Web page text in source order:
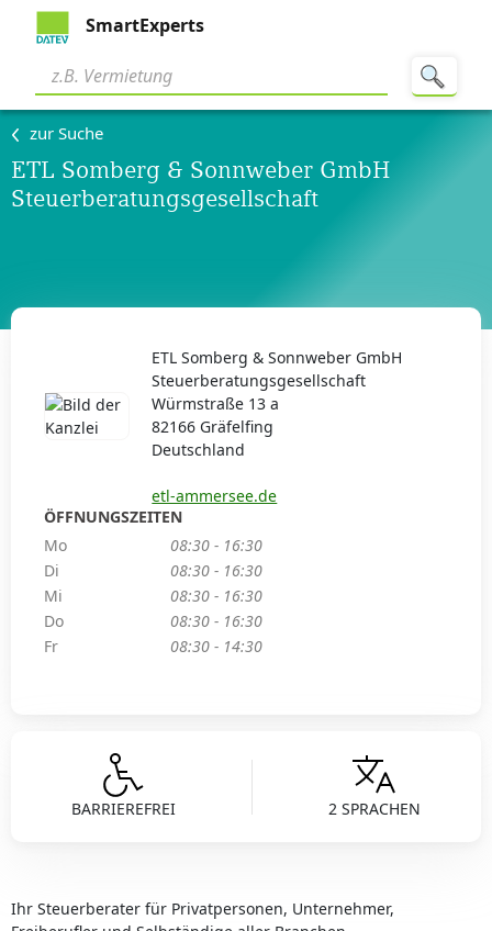
SmartExperts
zur Suche
ETL Somberg & Sonnweber GmbH
Steuerberatungsgesellschaft
BARRIEREFREI 2 SPRACHEN
Ihr Steuerberater für Privatpersonen, Unternehmer,
ETL Somberg & Sonnweber GmbH
Steuerberatungsgesellschaft
Würmstraße 13 a
82166 Gräfelfing
Deutschland
etl-ammersee.de
ÖFFNUNGSZEITEN
Mo
08:30 - 16:30
Di
08:30 - 16:30
Mi
08:30 - 16:30
Do
08:30 - 16:30
Fr
08:30 - 14:30